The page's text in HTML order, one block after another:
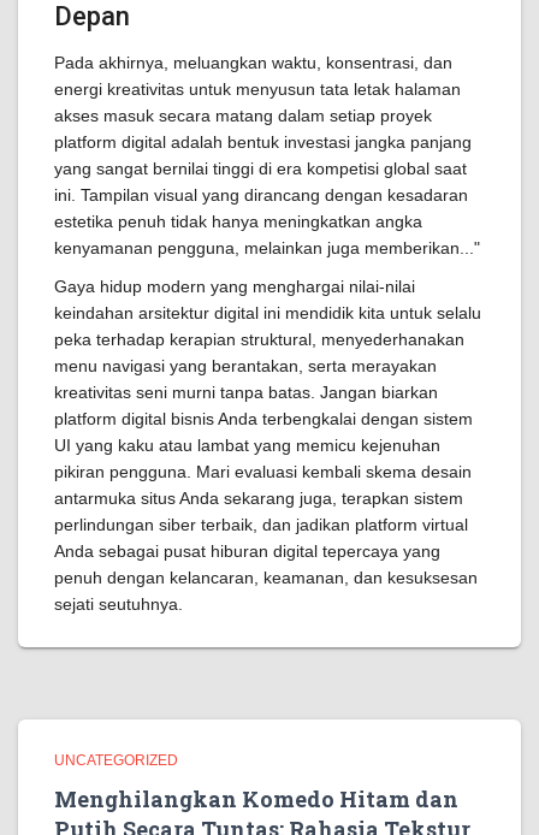
Depan
Pada akhirnya, meluangkan waktu, konsentrasi, dan
energi kreativitas untuk menyusun tata letak halaman
akses masuk secara matang dalam setiap proyek
platform digital adalah bentuk investasi jangka panjang
yang sangat bernilai tinggi di era kompetisi global saat
ini. Tampilan visual yang dirancang dengan kesadaran
estetika penuh tidak hanya meningkatkan angka
kenyamanan pengguna, melainkan juga memberikan..."
Gaya hidup modern yang menghargai nilai-nilai
keindahan arsitektur digital ini mendidik kita untuk selalu
peka terhadap kerapian struktural, menyederhanakan
menu navigasi yang berantakan, serta merayakan
kreativitas seni murni tanpa batas. Jangan biarkan
platform digital bisnis Anda terbengkalai dengan sistem
UI yang kaku atau lambat yang memicu kejenuhan
pikiran pengguna. Mari evaluasi kembali skema desain
antarmuka situs Anda sekarang juga, terapkan sistem
perlindungan siber terbaik, dan jadikan platform virtual
Anda sebagai pusat hiburan digital tepercaya yang
penuh dengan kelancaran, keamanan, dan kesuksesan
sejati seutuhnya.
UNCATEGORIZED
Menghilangkan Komedo Hitam dan
Putih Secara Tuntas: Rahasia Tekstur